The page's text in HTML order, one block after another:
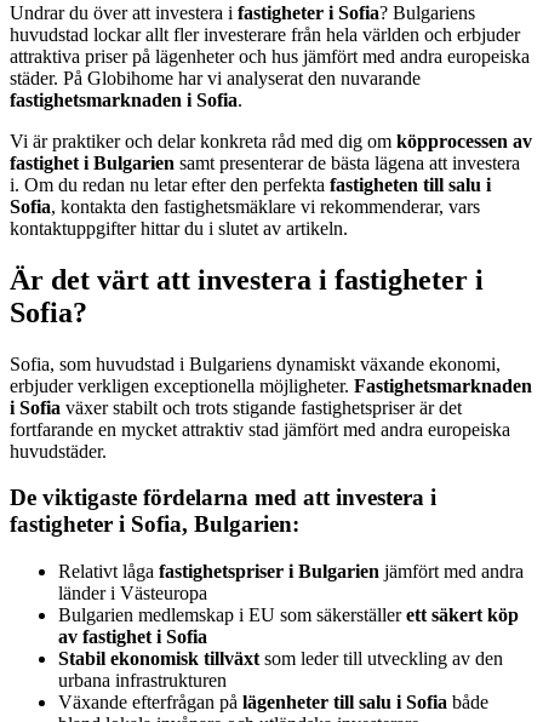
Undrar du över att investera i fastigheter i Sofia? Bulgariens
huvudstad lockar allt fler investerare från hela världen och erbjuder
attraktiva priser på lägenheter och hus jämfört med andra europeiska
städer. På Globihome har vi analyserat den nuvarande
fastighetsmarknaden i Sofia.
Vi är praktiker och delar konkreta råd med dig om köpprocessen av
fastighet i Bulgarien samt presenterar de bästa lägena att investera
i. Om du redan nu letar efter den perfekta fastigheten till salu i
Sofia, kontakta den fastighetsmäklare vi rekommenderar, vars
kontaktuppgifter hittar du i slutet av artikeln.
Är det värt att investera i fastigheter i
Sofia?
Sofia, som huvudstad i Bulgariens dynamiskt växande ekonomi,
erbjuder verkligen exceptionella möjligheter. Fastighetsmarknaden
i Sofia växer stabilt och trots stigande fastighetspriser är det
fortfarande en mycket attraktiv stad jämfört med andra europeiska
huvudstäder.
De viktigaste fördelarna med att investera i
fastigheter i Sofia, Bulgarien:
Relativt låga fastighetspriser i Bulgarien jämfört med andra
länder i Västeuropa
Bulgarien medlemskap i EU som säkerställerett säkert köp
av fastighet i Sofia
Stabil ekonomisk tillväxt som leder till utveckling av den
urbana infrastrukturen
Växande efterfrågan på lägenheter till salu i Sofia både